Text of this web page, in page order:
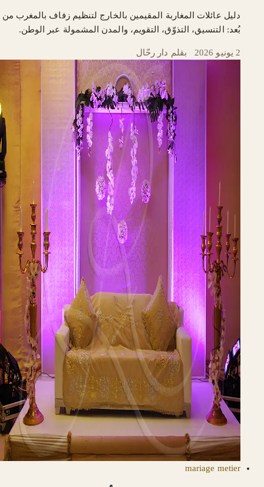
دليل عائلات المغاربة المقيمين بالخارج لتنظيم زفاف بالمغرب من
بُعد: التنسيق، التذوّق، التقويم، والمدن المشمولة عبر الوطن.
2 يونيو 2026 بقلم دار رحّال
mariage metier